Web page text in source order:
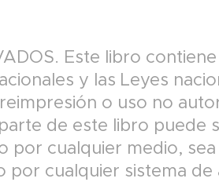
Este libro
y las Leyes
o uso no
de este libro puede
por cualquier medio,
cualquier sistema de